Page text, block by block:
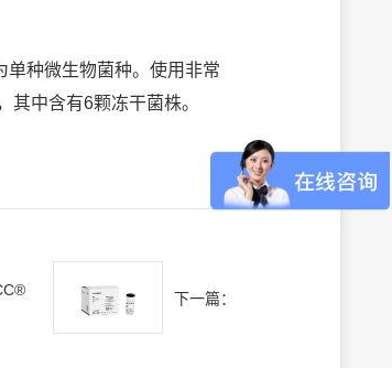
单种微生物菌种。使用非常
中含有6颗冻干菌株。
下一篇：